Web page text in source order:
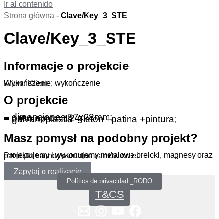
Ir al contenido
Strona główna - Clave/Key_3_STE
Clave/Key_3_STE
Informacje o projekcie
Wykończenie: wykończenie
Klient: Klient
O projekcie
– dimensiones 57x28mm;
– peso aprox. 12 g;
– galvanoplastia – latón +patina +pintura;
Masz pomysł na podobny projekt?
Projektujemy i wykonujemy metalowe breloki, magnesy oraz pamiątki na indywidualne zamówienie.
Zapytaj o realizację
Política de privacidad _RODO
T&CS